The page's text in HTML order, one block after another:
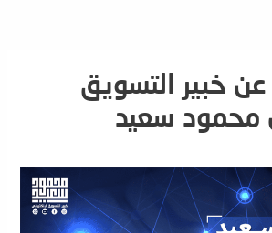
خبير التسويق
محمود سعيد